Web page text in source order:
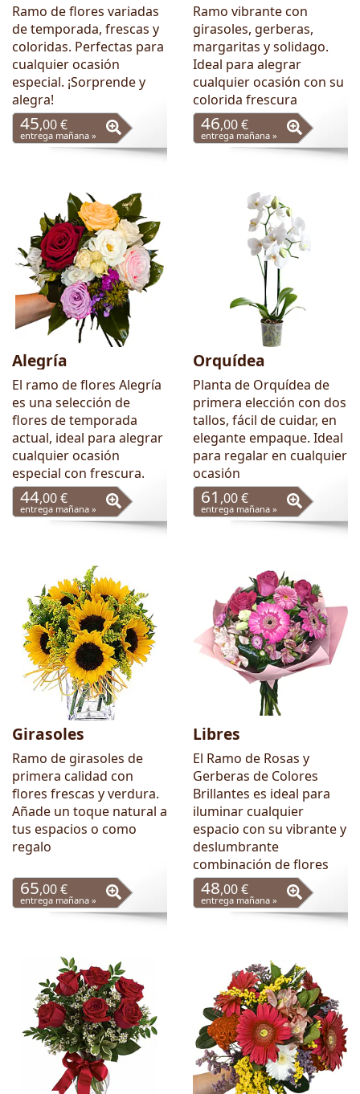
Ramo de flores variadas
de temporada, frescas y
coloridas. Perfectas para
cualquier ocasión
especial. ¡Sorprende y
alegra!
45,00 €
entrega mañana »
Ramo vibrante con
girasoles, gerberas,
margaritas y solidago.
Ideal para alegrar
cualquier ocasión con su
colorida frescura
46,00 €
entrega mañana »
Alegría
El ramo de flores Alegría
es una selección de
flores de temporada
actual, ideal para alegrar
cualquier ocasión
especial con frescura.
44,00 €
entrega mañana »
Orquídea
Planta de Orquídea de
primera elección con dos
tallos, fácil de cuidar, en
elegante empaque. Ideal
para regalar en cualquier
ocasión
61 ,00 €
entrega mañana »
Girasoles
Ramo de girasoles de
primera calidad con
flores frescas y verdura.
Añade un toque natural a
tus espacios o como
regalo
65,00 €
entrega mañana »
Libres
El Ramo de Rosas y
Gerberas de Colores
Brillantes es ideal para
iluminar cualquier
espacio con su vibrante y
deslumbrante
combinación de flores
48,00 €
entrega mañana »